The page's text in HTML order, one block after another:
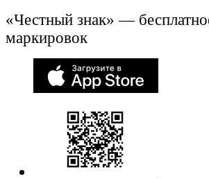
«Честный знак» —
маркировок